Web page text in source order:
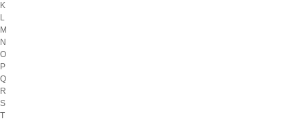
K
L
M
N
O
P
Q
R
S
T